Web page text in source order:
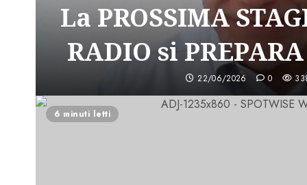
La PROSSIMA
RADIO si PREPARA
22/06/2026 0
6 minuti letti